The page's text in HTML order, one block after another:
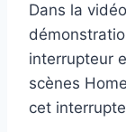
Dans la
interrupteur
scènes
cet